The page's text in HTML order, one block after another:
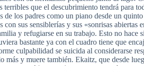
terribles que el descubrimiento tendrá para
de los padres como un piano desde un
sus sensiblerías y sus «sonrisas abiertas
y refugiarse en su trabajo. Esto no hace
bastante ya con el cuadro tiene que
culpabilidad se suicida al considerarse
más y muere también. Ekaitz, que desde